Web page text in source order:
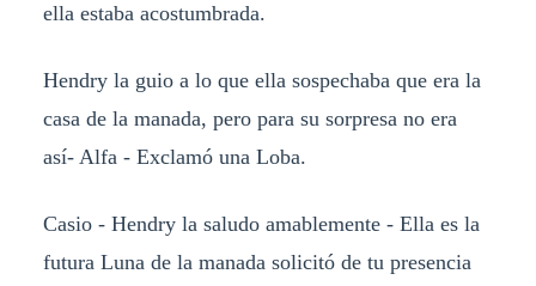
ella estaba acostumbrada.
Hendry la guio a lo que ella sospechaba que era la
casa de la manada, pero para su sorpresa no era
así- Alfa - Exclamó una Loba.
Casio - Hendry la saludo amablemente - Ella es la
futura Luna de la manada solicitó de tu presencia